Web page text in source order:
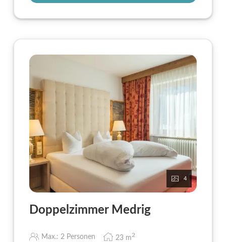
4
Doppelzimmer Medrig
Max.: 2 Personen 23m2